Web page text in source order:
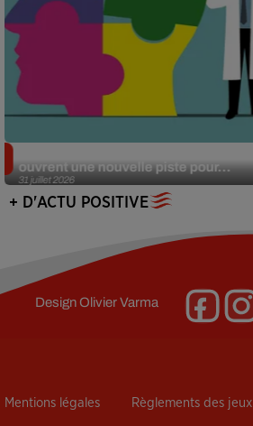
31 juillet 2026
ouvrent une nouvelle piste pour...
+ D'ACTU POSITIVE
DesignOlivier Varma
Mentions légales Règlements des jeux